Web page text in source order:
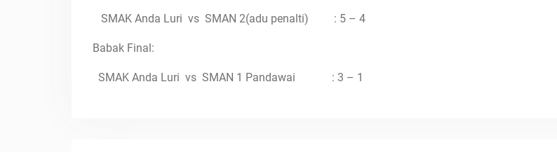
SMAK Anda Luri vs SMAN 2(adu penalti) : 5 – 4
Babak Final:
SMAK Anda Luri vs SMAN 1 Pandawai : 3 – 1